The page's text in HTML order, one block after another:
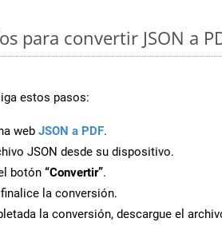
para convertir JSON a
estos pasos:
web JSON a PDF.
JSON desde su dispositivo.
botón “Convertir”.
la conversión.
la conversión, descargue el